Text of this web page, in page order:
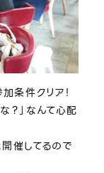
条件クリア！
？」なんて心配
催してるので